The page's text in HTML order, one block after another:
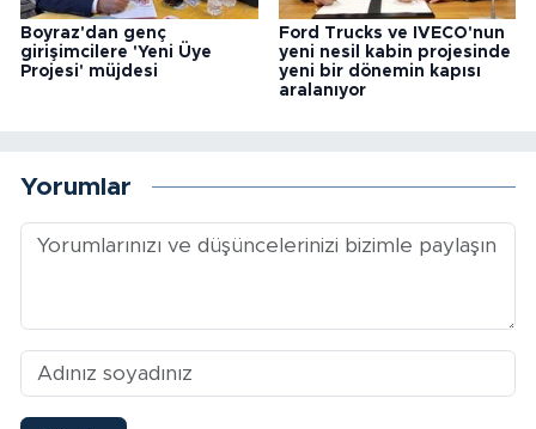
Boyraz'dan genç
girişimcilere 'Yeni Üye
Projesi' müjdesi
Ford Trucks ve IVECO'nun
yeni nesil kabin projesinde
yeni bir dönemin kapısı
aralanıyor
Yorumlar